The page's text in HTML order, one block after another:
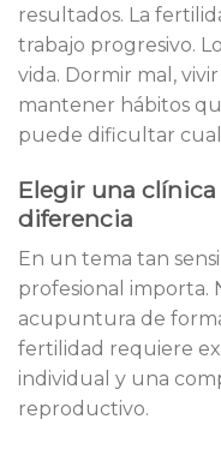
resultados. La
trabajo progresivo.
vida. Dormir mal,
mantener hábitos
puede dificultar
Elegir una
diferencia
En un tema tan
profesional importa.
acupuntura de
fertilidad requiere
individual y una
reproductivo.